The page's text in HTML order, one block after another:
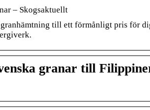
– Skogsaktuellt
till ett förmånligt pris för
granar till